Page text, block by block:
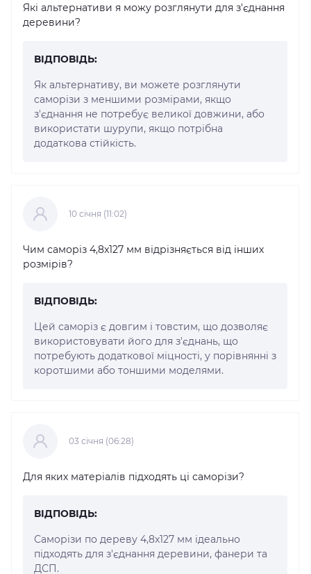
Які альтернативи я можу розглянути для з'єднання
деревини?
ВІДПОВІДЬ:
Як альтернативу, ви можете розглянути
саморізи з меншими розмірами, якщо
з'єднання не потребує великої довжини, або
використати шурупи, якщо потрібна
додаткова стійкість.
10 cічня (11:02)
Чим саморіз 4,8x127 мм відрізняється від інших
розмірів?
ВІДПОВІДЬ:
Цей саморіз є довгим і товстим, що дозволяє
використовувати його для з'єднань, що
потребують додаткової міцності, у порівнянні з
коротшими або тоншими моделями.
03 cічня (06:28)
Для яких матеріалів підходять ці саморізи?
ВІДПОВІДЬ:
Саморізи по дереву 4,8x127 мм ідеально
підходять для з'єднання деревини, фанери та
ДСП.